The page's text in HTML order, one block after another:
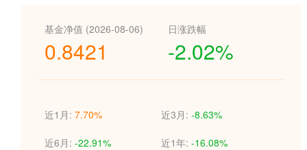
基金净值 (2026-08-06)
0.8421
日涨跌幅
-2.02%
近1月: 7.70% 近3月: -8.63%
近6月: -22.91% 近1年: -16.08%